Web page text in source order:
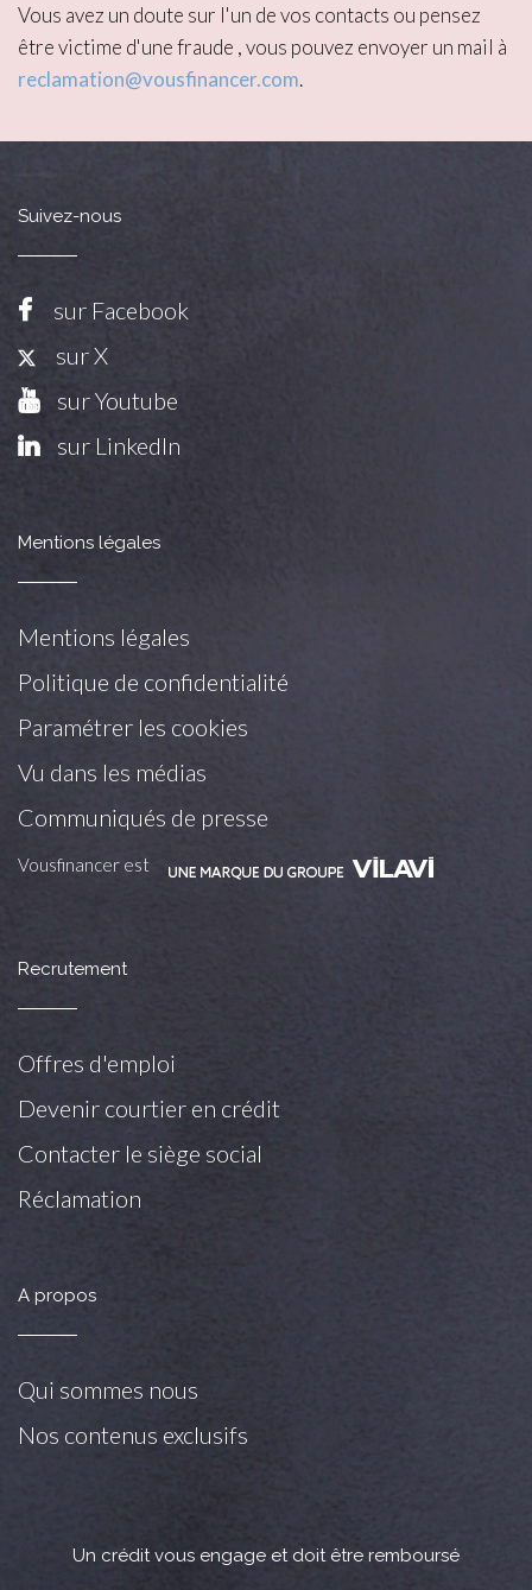
Vous avez un doute sur l'un de vos contacts ou pensez
être victime d'une fraude , vous pouvez envoyer un mail à
reclamation@vousfinancer.com.
Suivez-nous
sur Facebook
sur X
sur Youtube
sur LinkedIn
Mentions légales
Mentions légales
Politique de confidentialité
Paramétrer les cookies
Vu dans les médias
Communiqués de presse
Vousfinancer est
Recrutement
Offres d'emploi
Devenir courtier en crédit
Contacter le siège social
Réclamation
A propos
Qui sommes nous
Nos contenus exclusifs
Un crédit vous engage et doit être remboursé